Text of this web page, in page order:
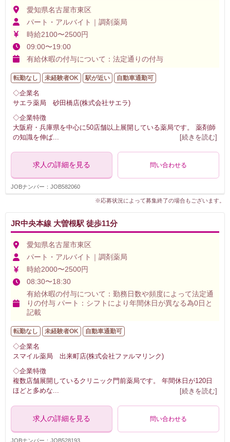
愛知県名古屋市東区
パート・アルバイト｜調剤薬局
時給2100〜2500円
09:00〜19:00
有給休暇の付与について：法定通りの付与
転勤なし 未経験者OK 駅が近い 自動車通勤可
◇企業名
サエラ薬局 砂田橋店(株式会社サエラ)
◇企業特徴
大阪府・兵庫県を中心に50店舗以上展開している薬局です。 薬剤師
の知識を伸ば
[続きを読む]
求人の詳細を見る 問い合わせる
JOBナンバー：JOB582060
※応募状況によって募集終了の場合もございます。
JR中央本線 大曽根駅 徒歩11分
愛知県名古屋市東区
パート・アルバイト｜調剤薬局
時給2000〜2500円
08:30〜18:30
有給休暇の付与について：勤務日数や頻度によって法定通
りの付与 パート：シフトにより年間休日が異なる為0日と
記載
転勤なし 未経験者OK 自動車通勤可
◇企業名
スマイル薬局 出来町店(株式会社ファルマリンク)
◇企業特徴
複数店舗展開しているクリニック門前薬局です。 年間休日が120日
ほどと多めな... [続きを読む]
求人の詳細を見る 問い合わせる
JOBナンバー：JOB528193